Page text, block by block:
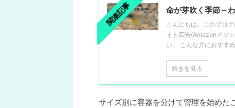
関連記事 命が芽吹く季節～
こんにちは。このブロ
イト広告(Amazonアソ
い。 こんな方におすす
続きを見る
サイズ別に容器を分けて管理を始めたこ